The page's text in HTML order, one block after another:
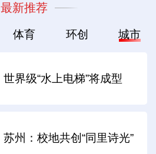
最新推荐
体育 环创 城市
世界级“水上电梯”将成型
苏州：校地共创“同里诗光”